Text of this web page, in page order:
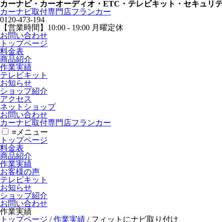
カーナビ・カーオーディオ・ETC・テレビキット・セキュリ
カーナビ取付専⾨店フランカー
0120-473-194
【営業時間】 10:00 - 19:00 月曜定休
お問い合わせ
トップページ
料金表
商品紹介
作業実績
テレビキット
お知らせ
ショップ紹介
アクセス
ネットショップ
お問い合わせ
カーナビ取付専⾨店フランカー
≡ メニュー
トップページ
料金表
商品紹介
作業実績
お客様の声
テレビキット
お知らせ
ショップ紹介
お問い合わせ
作業実績
トップページ /作業実績 / フィットにナビ取り付け